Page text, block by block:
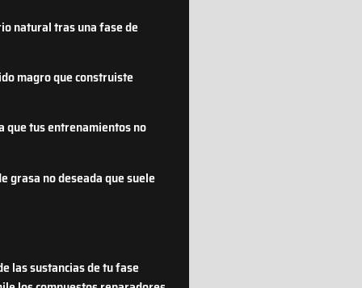
natural tras una fase de
magro que construiste
que tus entrenamientos no
grasa no deseada que suele
las sustancias de tu fase